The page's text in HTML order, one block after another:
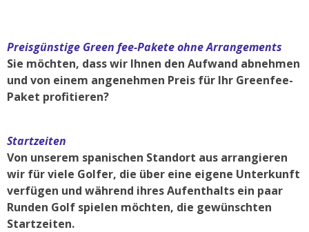
Preisgünstige Green fee-Pakete ohne Arrangements
Sie möchten, dass wir Ihnen den Aufwand abnehmen
und von einem angenehmen Preis für Ihr Greenfee-
Paket profitieren?
Startzeiten
Von unserem spanischen Standort aus arrangieren
wir für viele Golfer, die über eine eigene Unterkunft
verfügen und während ihres Aufenthalts ein paar
Runden Golf spielen möchten, die gewünschten
Startzeiten.